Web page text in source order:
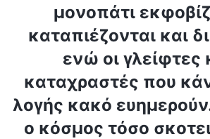
μονοπάτι
καταπιέζονται και
ενώ οι γλείφτες
καταχραστές που
λογής κακό ευημερούν.
ο κόσμος τόσο